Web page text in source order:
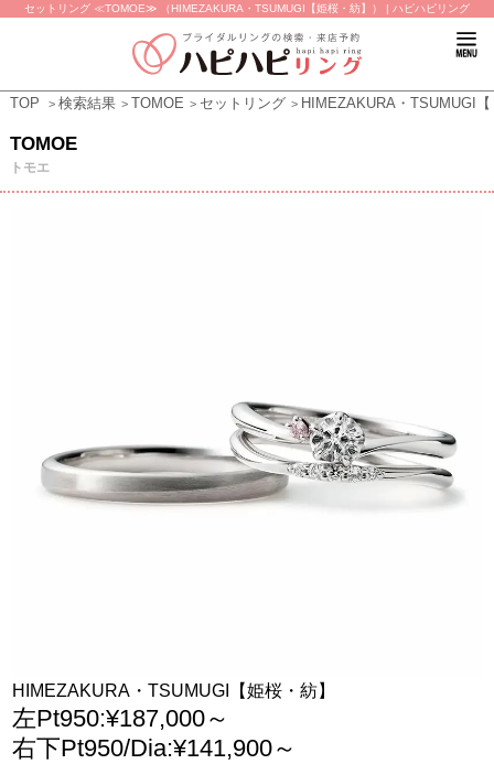
セットリング ≪TOMOE≫ （HIMEZAKURA・TSUMUGI【姫桜・紡】） | ハピハピリング
TOP 検索結果 TOMOE セットリング HIMEZAKURA・TSUMUGI
TOMOE
トモエ
HIMEZAKURA・TSUMUGI【姫桜・紡】
左Pt950:¥187,000～
右下Pt950/Dia:¥141,900～